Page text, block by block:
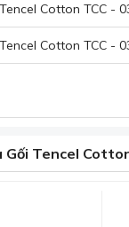
trộn với
tốt hơn sau nhiều
Cotton TCC -
Cotton TCC -
Gối Tencel